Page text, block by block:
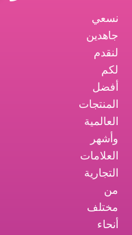
نسعي
جاهدين
لنقدم
لكم
أفضل
المنتجات
العالمية
وأشهر
العلامات
التجارية
من
مختلف
أنحاء